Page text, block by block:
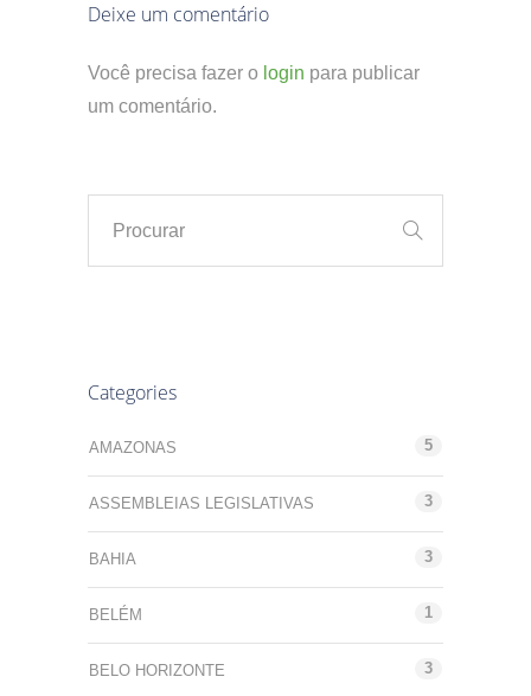
Deixe um comentário
Você precisa fazer o login para publicar
um comentário.
Categories
AMAZONAS 5
ASSEMBLEIAS LEGISLATIVAS 3
BAHIA 3
BELÉM 1
BELO HORIZONTE 3